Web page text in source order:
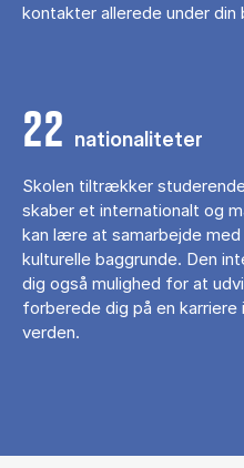
kontakter allerede under din
22 nationaliteter
Skolen tiltrækker
skaber et internationalt og
kan lære at samarbejde
kulturelle baggrunde. Den
dig også mulighed for at
forberede dig på en
verden.